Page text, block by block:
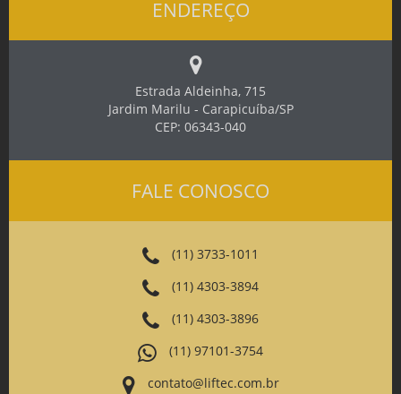
ENDEREÇO
FALE CONOSCO
Estrada Aldeinha, 715
Jardim Marilu - Carapicuíba/SP
CEP: 06343-040
(11) 3733-1011
(11) 4303-3894
(11) 4303-3896
(11) 97101-3754
contato@liftec.com.br